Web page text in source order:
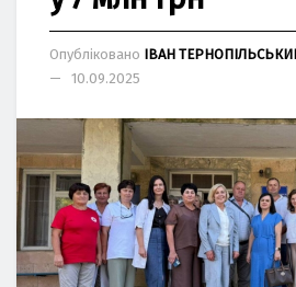
Опубліковано ІВАН
10.09.2025